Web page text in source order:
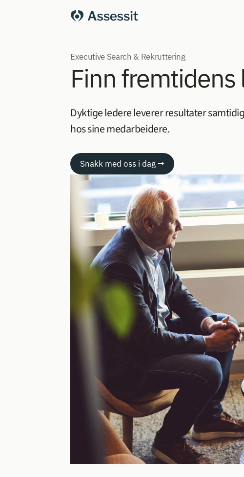
Executive Search & Rekruttering
Finn fremtidens
Dyktige ledere leverer resultater
hos sine medarbeidere.
Snakk med oss i dag →